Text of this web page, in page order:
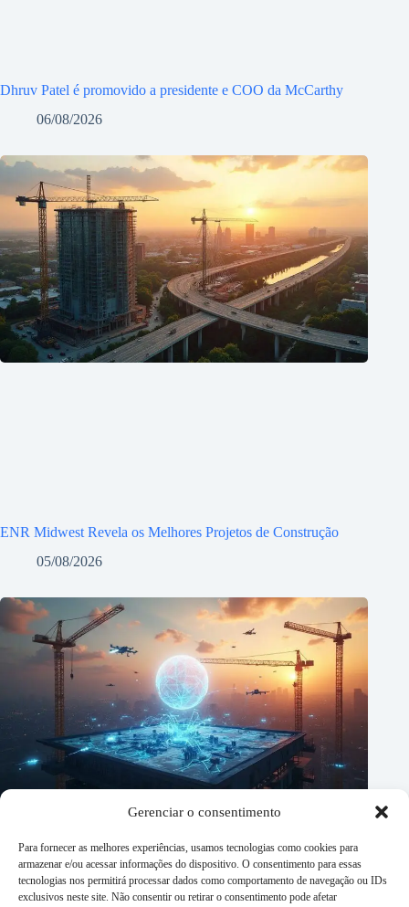
Gerenciar o consentimento
Para fornecer as melhores experiências, usamos tecnologias como cookies para
armazenar e/ou acessar informações do dispositivo. O consentimento para essas
tecnologias nos permitirá processar dados como comportamento de navegação ou IDs
exclusivos neste site. Não consentir ou retirar o consentimento pode afetar
Dhruv Patel é promovido a presidente e COO da McCarthy
06/08/2026
ENR Midwest Revela os Melhores Projetos de Construção
05/08/2026